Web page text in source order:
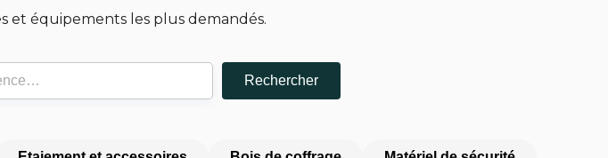
et équipements les plus demandés.
Rechercher